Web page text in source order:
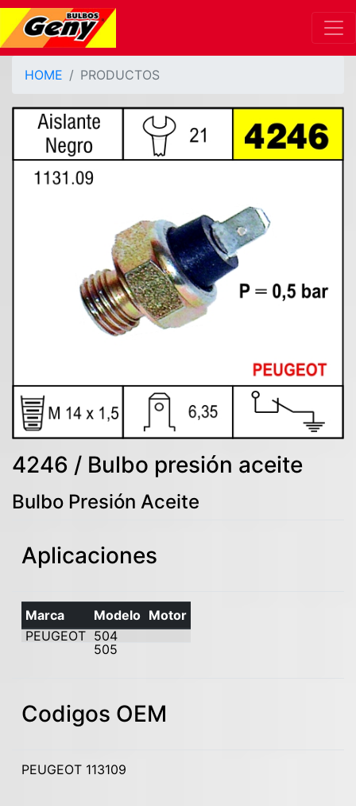
HOME PRODUCTOS
4246 / Bulbo presión aceite
Bulbo Presión Aceite
Aplicaciones
Marca Modelo Motor
PEUGEOT 504
505
Codigos OEM
PEUGEOT 113109